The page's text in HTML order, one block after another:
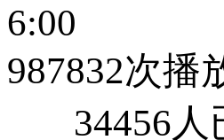
6:00
987832次播
34456